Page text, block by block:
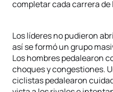
completar cada carrera de
Los líderes no pudieron
así se formó un grupo
Los hombres pedalearon
choques y congestiones.
ciclistas pedalearon